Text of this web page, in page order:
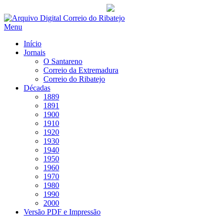
Saltar
para
Menu
Início
Jornais
O Santareno
Correio da Extremadura
Correio do Ribatejo
Décadas
1889
1891
1900
1910
1920
1930
1940
1950
1960
1970
1980
1990
2000
Versão PDF e Impressão